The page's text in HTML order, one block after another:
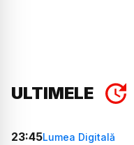
ULTIMELE
23:45Lumea Digitală